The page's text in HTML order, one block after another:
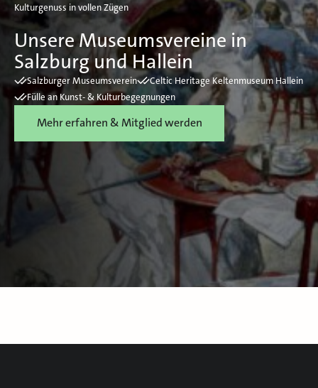
Kulturgenuss in vollen Zügen
Unsere Museumsvereine in
Salzburg und Hallein
Salzburger Museumsverein
Celtic Heritage Keltenmuseum Hallein
Fülle an Kunst- & Kulturbegegnungen
Mehr erfahren & Mitglied werden